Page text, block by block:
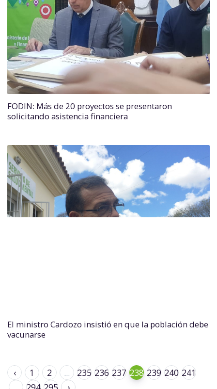
FODIN: Más de 20 proyectos se presentaron
solicitando asistencia financiera
El ministro Cardozo insistió en que la población debe
vacunarse
‹ 1 2 ... 235 236 237 238 239 240 241